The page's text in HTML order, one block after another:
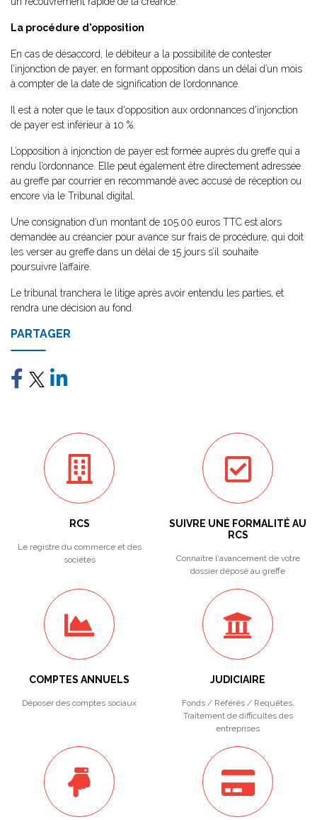
La procédure d'opposition
En cas de désaccord, le débiteur a la possibilité de contester
l’injonction de payer, en formant opposition dans un délai d’un mois
à compter de la date de signification de l’ordonnance.
Il est à noter que le taux d'opposition aux ordonnances d'injonction
de payer est inférieur à 10 %.
L’opposition à injonction de payer est formée auprès du greffe qui a
rendu l’ordonnance. Elle peut également être directement adressée
au greffe par courrier en recommandé avec accusé de réception ou
encore via le Tribunal digital.
Une consignation d’un montant de 105.00 euros TTC est alors
demandée au créancier pour avance sur frais de procédure, qui doit
les verser au greffe dans un délai de 15 jours s’il souhaite
poursuivre l’affaire.
Le tribunal tranchera le litige après avoir entendu les parties, et
rendra une décision au fond.
PARTAGER
RCS
Le registre du commerce et des
sociétés
SUIVRE UNE FORMALITÉ AU
RCS
Connaitre l'avancement de votre
dossier déposé au greffe
COMPTES ANNUELS
Déposer des comptes sociaux
JUDICIAIRE
Fonds / Référés / Requêtes.
Traitement de difficultés des
entreprises